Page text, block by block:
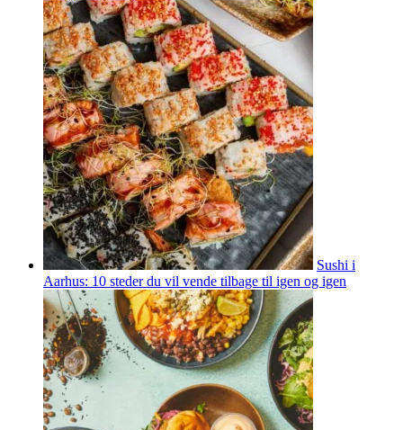
Sushi i
Aarhus: 10 steder du vil vende tilbage til igen og igen